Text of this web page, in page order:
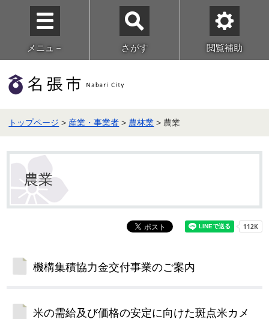
メニュ－ さがす 閲覧補助
トップページ > 産業・事業者 > 農林業 > 農業
農業
機構集積協力金交付事業のご案内
米の需給及び価格の安定に向けた斑点米カメ